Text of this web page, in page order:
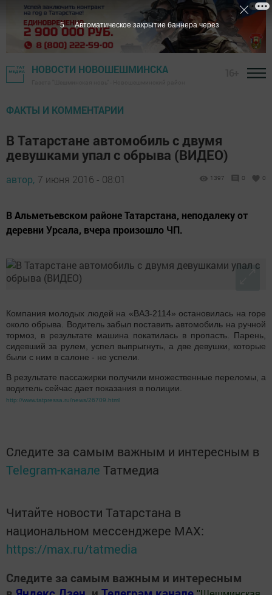
НОВОСТИ НОВОШЕШМИНСКА
ФАКТЫ И КОММЕНТАРИИ
В Татарстане автомобиль с двумя
девушками упал с обрыва (ВИДЕО)
автор, 7 июня 2016 - 08:01 1397 0 0
В Альметьевском районе Татарстана, неподалеку от
деревни Урсала, вчера произошло ЧП.
Компания молодых людей на «ВАЗ-2114» остановилась на горе
около обрыва. Водитель забыл поставить автомобиль на ручной
тормоз, в результате машина покатилась в пропасть. Парень,
сидевший за рулем, успел выпрыгнуть, а две девушки, которые
были с ним в салоне - не успели.
В результате пассажирки получили множественные переломы, а
водитель сейчас дает показания в полиции.
http://www.tatpressa.ru/news/26709.html
Следите за самым важным и интересным в
Telegram-канале Татмедиа
Читайте новости Татарстана в
национальном мессенджере MАХ:
https://max.ru/tatmedia
Следите за самым важным и интересным
4 Автоматическое закрытие баннера через